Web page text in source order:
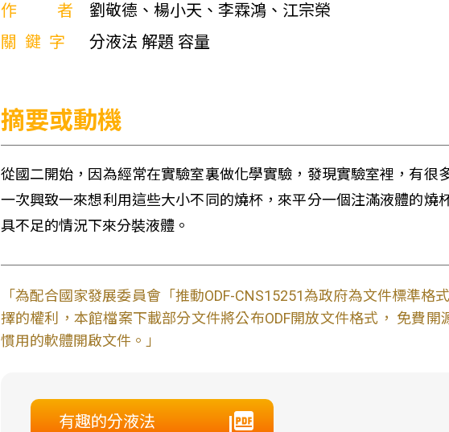
作者
劉敬德、楊小天、李霖鴻、江宗榮
關鍵字
分液法 解題 容量
摘要或動機
從國二開始，因為經常在實驗室裏做化學實驗，發現實驗室裡，有很
一次興致一來想利用這些大小不同的燒杯，來平分一個注滿液體的燒
具不足的情況下來分裝液體。
「為配合國家發展委員會「推動ODF-CNS15251為政府為文件標準
擇的權利，本館檔案下載部分文件將公布ODF開放文件格式， 免費
慣用的軟體開啟文件。」
有趣的分液法